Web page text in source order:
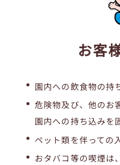
お客
園内への飲食物の持
危険物及び、他のお
園内への持ち込みを
ペット類を伴っての
おタバコ等の喫煙は